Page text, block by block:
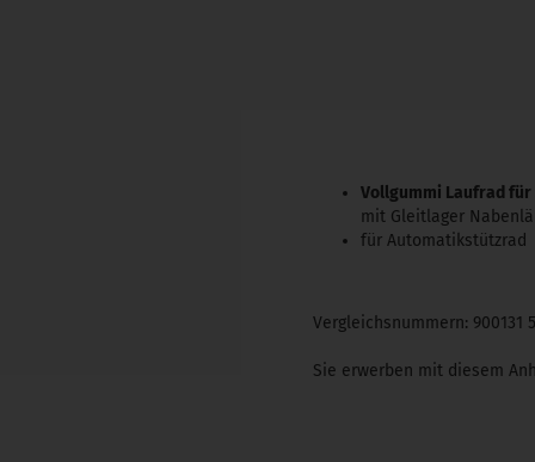
Vollgummi Laufrad für
mit Gleitlager
für Automatikstützrad
Vergleichsnummern: 900131
Sie erwerben mit diesem